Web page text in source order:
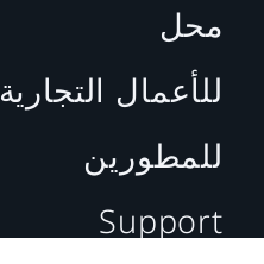
محل
للأعمال التجارية
للمطورين
Support